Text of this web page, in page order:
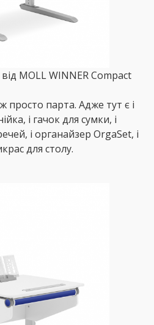
MOLL WINNER Compact
просто парта. Адже тут є і
і гачок для сумки, і
і органайзер OrgaSet, і
для столу.